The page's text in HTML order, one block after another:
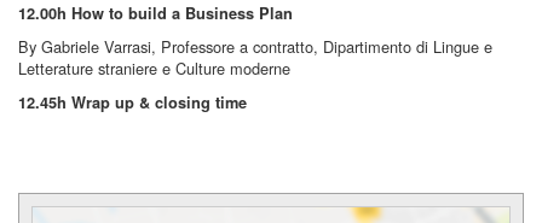
12.00h How to build a Business Plan
By Gabriele Varrasi, Professore a contratto, Dipartimento di Lingue e
Letterature straniere e Culture moderne
12.45h Wrap up & closing time